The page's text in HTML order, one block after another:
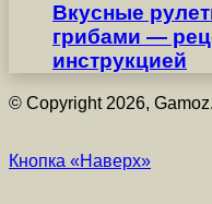
Вкусные
грибами —
инструкцией
© Copyright 2026,
Кнопка «Наверх»